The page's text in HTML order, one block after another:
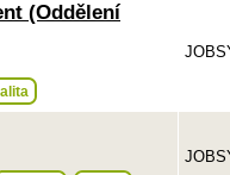
(Oddělení